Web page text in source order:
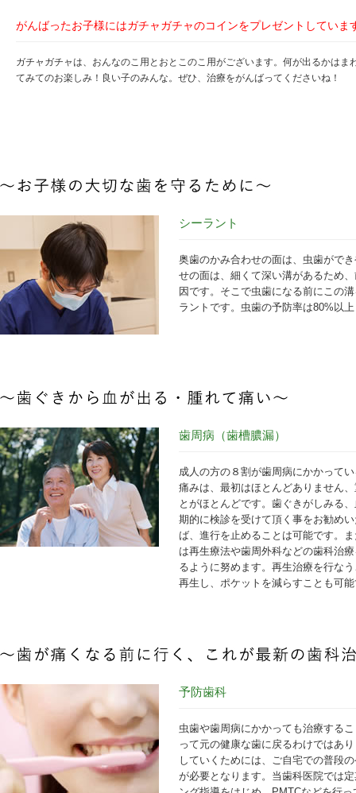
がんばったお子様にはガチャガチャのコインをプレゼントしていま
ガチャガチャは、おんなのこ用とおとこのこ用がございます。何が出るかはま
てみてのお楽しみ！良い子のみんな。ぜひ、治療をがんばってくださいね！
シーラント
奥歯のかみ合わせの面は、虫歯がで
せの面は、細くて深い溝があるため
因です。そこで虫歯になる前にこの
ラントです。虫歯の予防率は80%以
歯周病（歯槽膿漏）
成人の方の８割が歯周病にかかって
痛みは、最初はほとんどありません
とがほとんどです。歯ぐきがしみる
期的に検診を受けて頂く事をお勧め
ば、進行を止めることは可能です。
は再生療法や歯周外科などの歯科治
るように努めます。再生治療を行な
再生し、ポケットを減らすことも可
予防歯科
虫歯や歯周病にかかっても治療する
って元の健康な歯に戻るわけではあ
していくためには、ご自宅での普段
が必要となります。当歯科医院では